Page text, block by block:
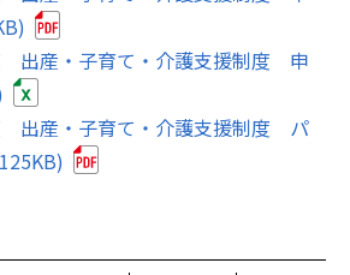
出産・子育て・介護支援制度 申
出産・子育て・介護支援制度 パ